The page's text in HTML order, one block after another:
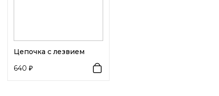
Цепочка с лезвием
640